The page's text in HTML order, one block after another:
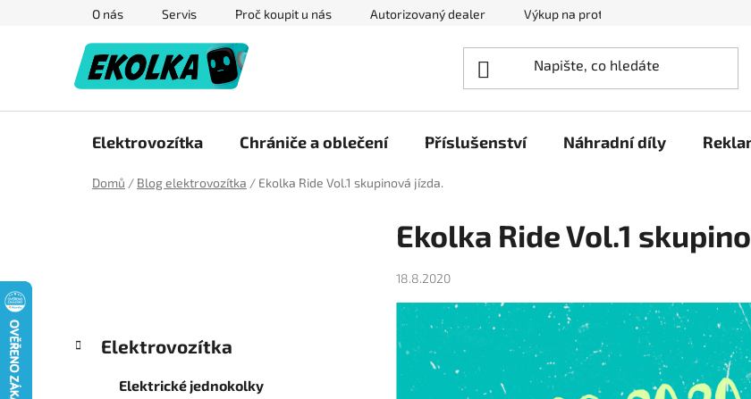
O nás Servis Proč koupit u nás Autorizovaný dealer Výkup na protiúčet
Elektrovozítka Chrániče a oblečení Příslušenství Náhradní díly
Domů / Blog elektrovozítka / Ekolka Ride Vol.1 skupinová jízda.
n
kategorie
a
Elektrovozítka
Elektrické jednokolky
Ekolka Ride Vol.1
18.8.2020